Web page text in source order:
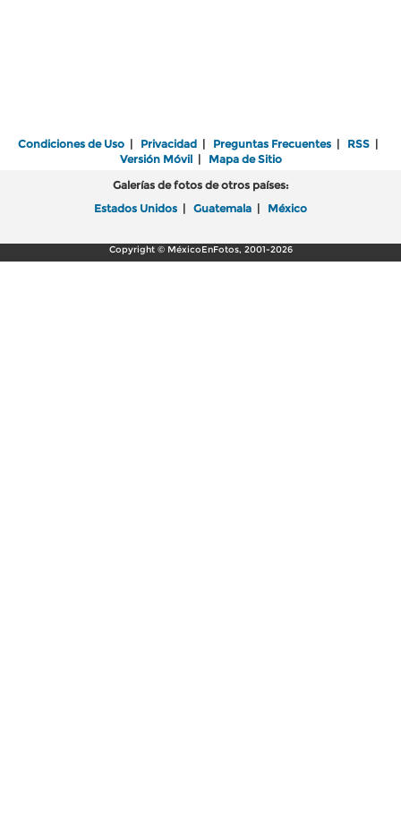
Condiciones de Uso | Privacidad | Preguntas Frecuentes | RSS |
Versión Móvil| Mapa de Sitio
Galerías de fotos de otros países:
Estados Unidos | Guatemala | México
Copyright © MéxicoEnFotos, 2001-2026